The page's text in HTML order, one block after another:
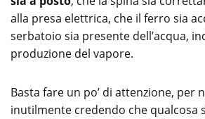
alla presa elettrica, che il ferro sia
serbatoio sia presente dell’acqua,
produzione del vapore.
Basta fare un po’ di attenzione, per
inutilmente credendo che qualcosa